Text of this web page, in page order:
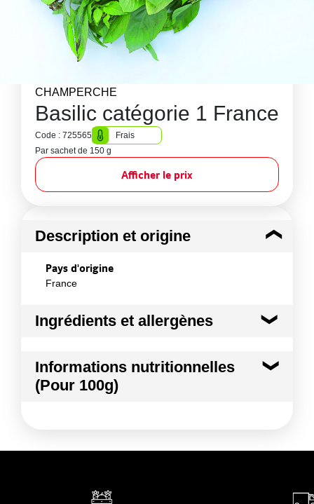
CHAMPERCHE
Basilic catégorie 1 France
Code : 725565
Frais
Par sachet de 150 g
Afficher le prix
Description et origine
Pays d'origine
France
Ingrédients et allergènes
BASILIC
Conformément aux informations transmises
Informations nutritionnelles
(Pour 100g)
Kilojoules 116 kj